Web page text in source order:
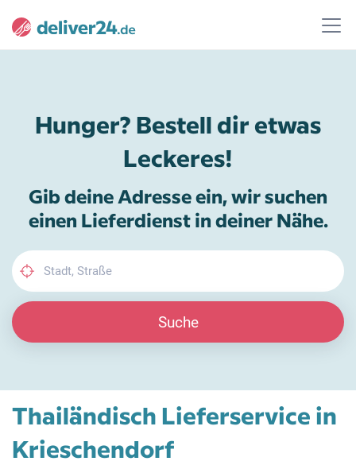
Hunger? Bestell dir etwas
Leckeres!
Gib deine Adresse ein, wir suchen
einen Lieferdienst in deiner Nähe.
Suche
Thailändisch Lieferservice in
Krieschendorf